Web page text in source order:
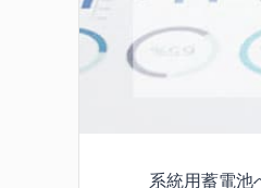
系統用蓄電池